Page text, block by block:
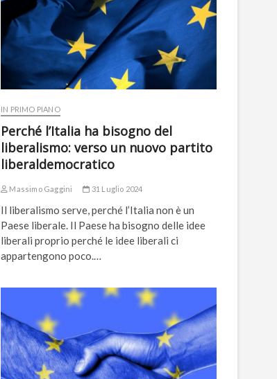
IN PRIMO PIANO
Perché l’Italia ha bisogno del
liberalismo: verso un nuovo partito
liberaldemocratico
Massimo Gaggini 31 Luglio 2024
Il liberalismo serve, perché l’Italia non è un
Paese liberale. Il Paese ha bisogno delle idee
liberali proprio perché le idee liberali ci
appartengono poco.…